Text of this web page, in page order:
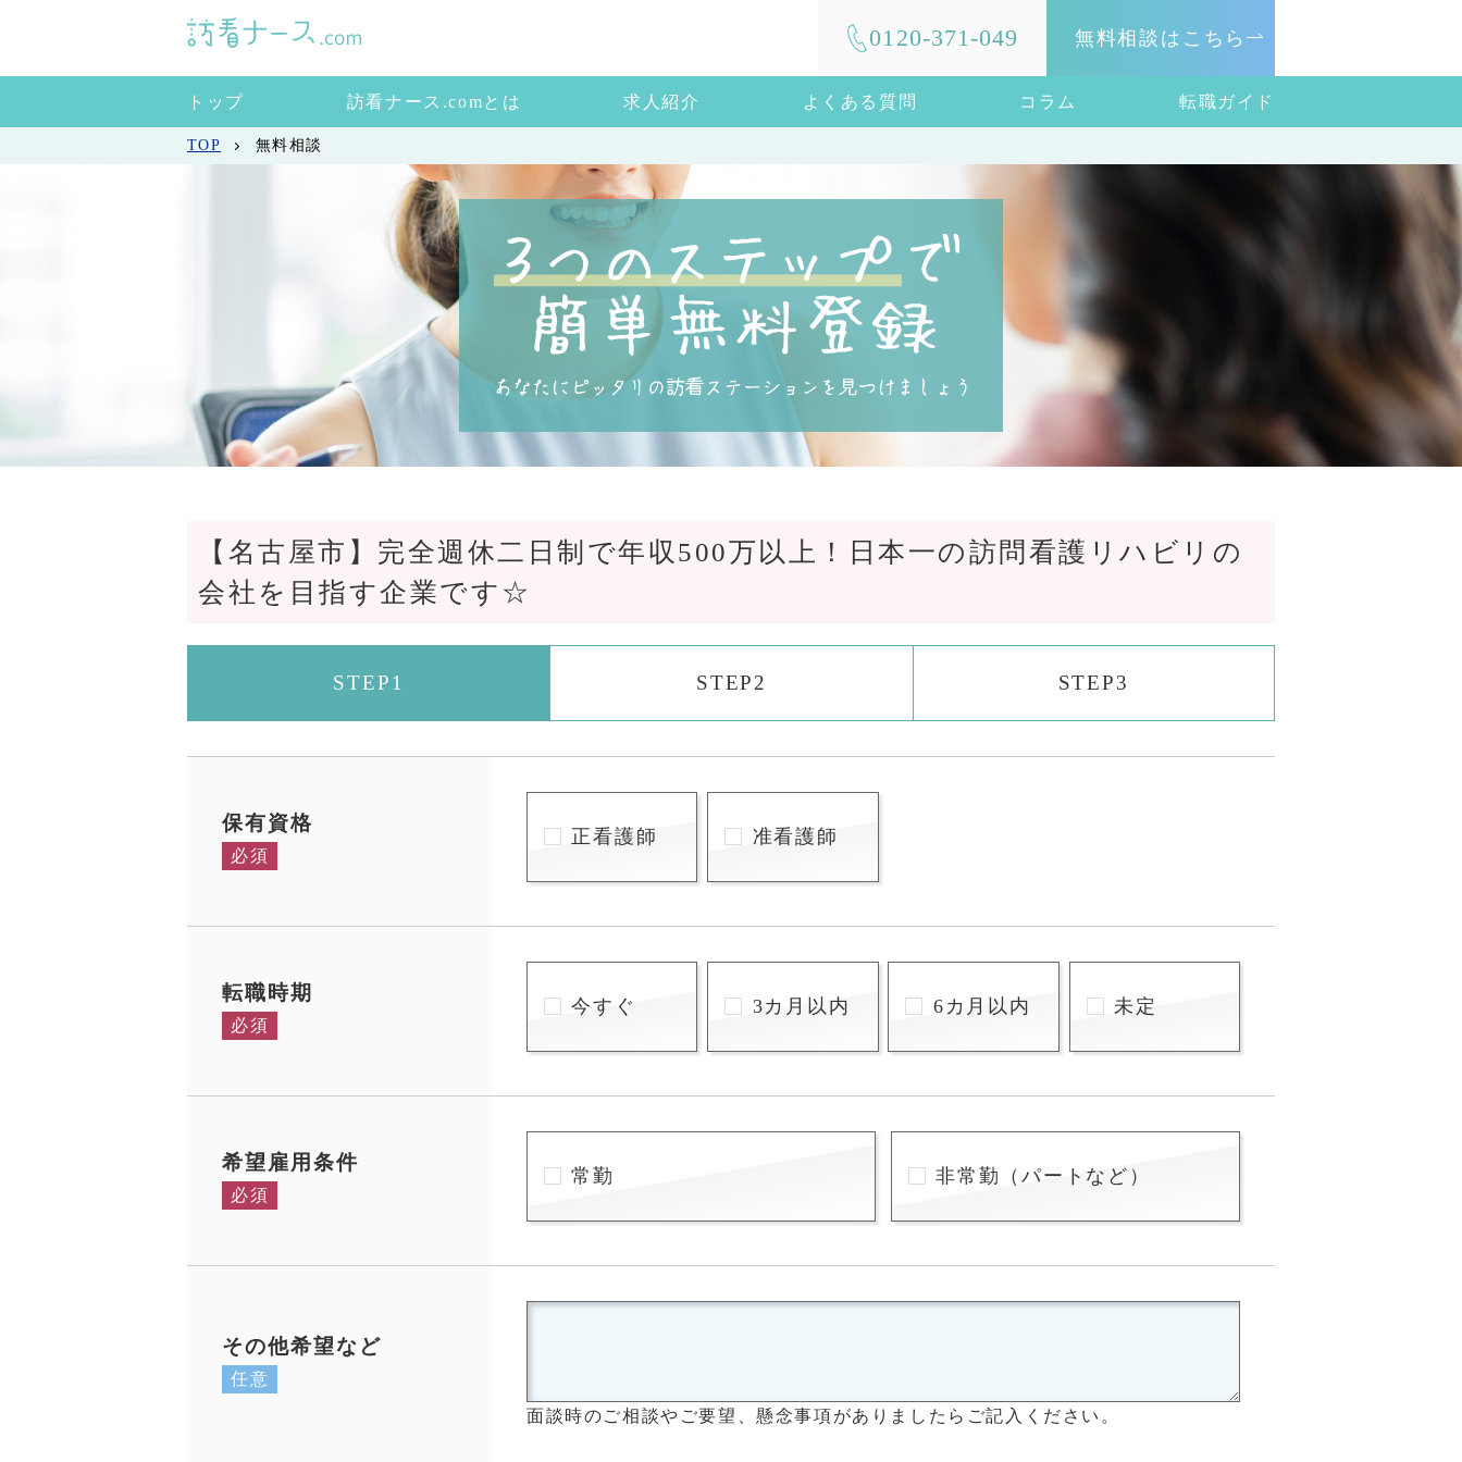
0120-371-049 無料相談はこちら
トップ 訪看ナース.comとは 求人紹介 よくある質問 コラム 転職ガイド
TOP 無料相談
【名古屋市】完全週休二日制で年収500万以上！日本一の訪問看護リハビリの
会社を目指す企業です☆
STEP1 STEP2 STEP3
保有資格
必須
正看護師 准看護師
転職時期
必須
今すぐ 3カ月以内 6カ月以内 未定
希望雇用条件
必須
常勤 非常勤（パートなど）
その他希望など
任意
面談時のご相談やご要望、懸念事項がありましたらご記入ください。